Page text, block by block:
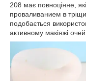
208 має повноцінне,
проваливанием в
подобається
активному макіяжі очей.